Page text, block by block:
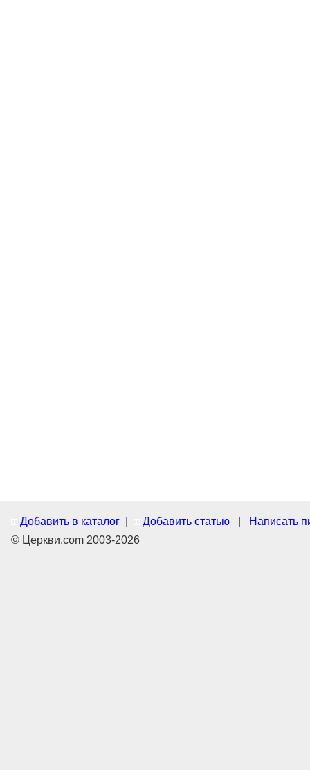
Добавить в каталог Добавить статью
Написать
© Церкви.com 2003-2026